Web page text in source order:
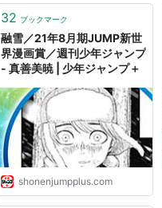
32 ブックマーク
融雪／21年8月期JUMP新世
界漫画賞／週刊少年ジャンプ
- 真善美暁 | 少年ジャンプ＋
shonenjumpplus.com